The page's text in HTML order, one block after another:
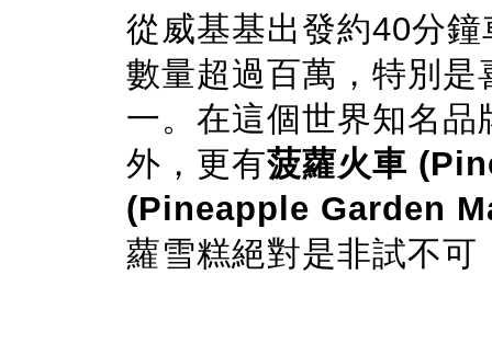
從威基基出發約40分
數量超過百萬，特別
一。在這個世界知名
外，更有菠蘿火車
(Pineapple Garden
蘿雪糕絕對是非試不可